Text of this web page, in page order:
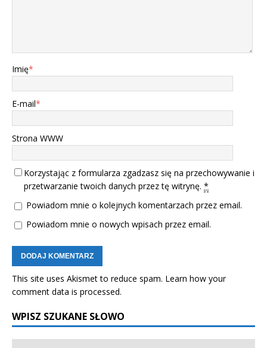
Imię*
E-mail*
Strona WWW
Korzystając z formularza zgadzasz się na przechowywanie i
przetwarzanie twoich danych przez tę witrynę. *
Powiadom mnie o kolejnych komentarzach przez email.
Powiadom mnie o nowych wpisach przez email.
This site uses Akismet to reduce spam. Learn how your
comment data is processed.
WPISZ SZUKANE SŁOWO